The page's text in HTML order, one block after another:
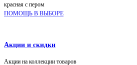
красная с пером
ПОМОЩЬ В ВЫБОРЕ
Акции и скидки
Акции на коллекции товаров